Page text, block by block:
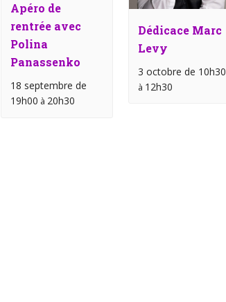
Apéro de
rentrée avec
Polina
Panassenko
18 septembre de
19h00 à 20h30
Dédicace Marc
Levy
3 octobre de 10h30
à 12h30